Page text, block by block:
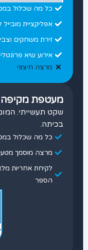
כל מה שכלול
אפליקציית מובייל
זירת משחקים
אירוע שיא
מרצה חיצוני
מעטפת מקיפה
שקט תעשייתי.
בכיתה.
כל מה שכלול במסלול
מרצה מוסמך
לקיחת אחריות
הספר